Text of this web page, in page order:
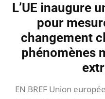
L’UE inaugure
pour
changement
phénomènes
EN BREF Union